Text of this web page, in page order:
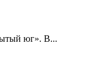
юг». В...